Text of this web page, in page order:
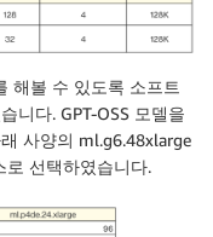
해볼 수 있도록 소프트
니다. GPT-OSS 모델을
사양의 ml.g6.48xlarge
로 선택하였습니다.